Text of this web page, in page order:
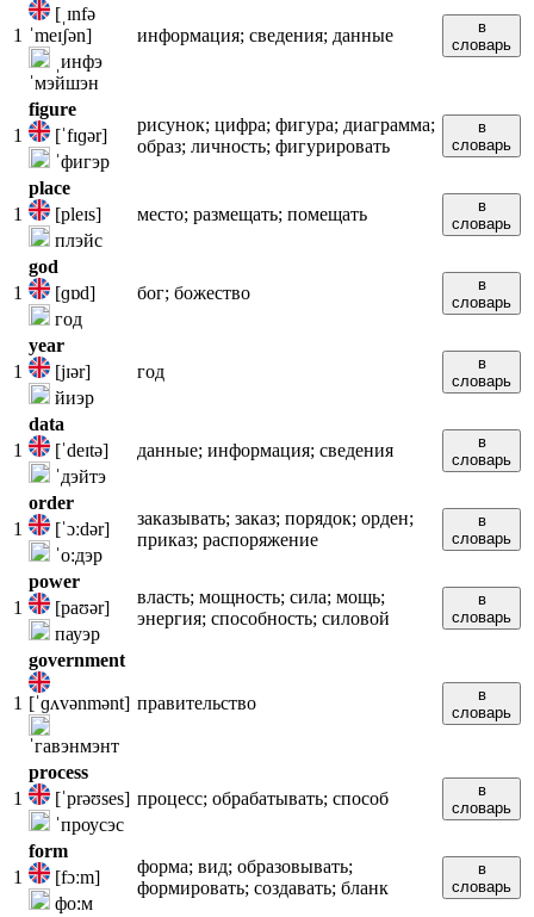
1
[ˌɪnfə
ˈmeɪʃən]
ˌинфэ
ˈмэйшэн
информация; сведения; данные
в
словарь
1
figure
[ˈfɪɡər]
ˈфигэр
рисунок; цифра; фигура; диаграмма;
образ; личность; фигурировать
в
словарь
1
place
[pleɪs]
плэйс
место; размещать; помещать
в
словарь
1
god
[ɡɒd]
год
бог; божество
в
словарь
1
year
[jɪər]
йиэр
год
в
словарь
1
data
[ˈdeɪtə]
ˈдэйтэ
данные; информация; сведения
в
словарь
1
order
[ˈɔːdər]
ˈо:дэр
заказывать; заказ; порядок; орден;
приказ; распоряжение
в
словарь
1
power
[paʊər]
пауэр
власть; мощность; сила; мощь;
энергия; способность; силовой
в
словарь
1
government
[ˈɡʌvənmənt]
ˈгавэнмэнт
правительство
в
словарь
1
process
[ˈprəʊses]
ˈпроусэс
процесс; обрабатывать; способ
в
словарь
1
form
[fɔːm]
фо:м
форма; вид; образовывать;
формировать; создавать; бланк
в
словарь